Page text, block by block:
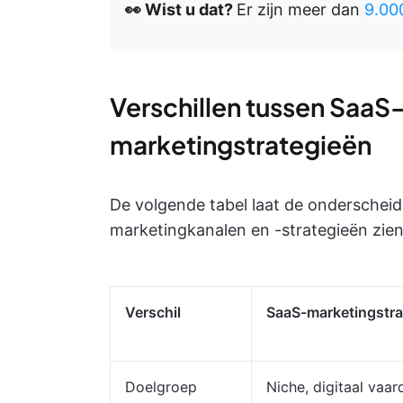
👀 Wist u dat? Er zijn meer dan
Verschillen tussen
marketingstrategieën
De volgende tabel laat de
marketingkanalen en -strategieën
Verschil SaaS-
Doelgroep
Niche, digitaal